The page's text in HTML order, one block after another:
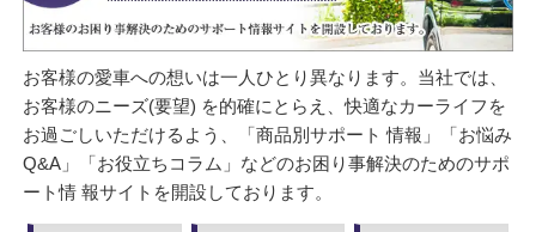
お客様の愛車への想いは一人ひとり異なります。当社では、
お客様のニーズ(要望) を的確にとらえ、快適なカーライフを
お過ごしいただけるよう、「商品別サポート 情報」「お悩み
Q&A」「お役立ちコラム」などのお困り事解決のためのサポ
ート情 報サイトを開設しております。